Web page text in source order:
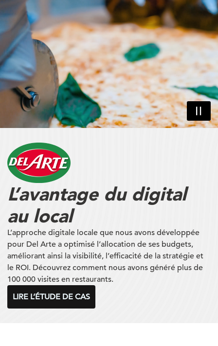
L’avantage du digital
au local
L’approche digitale locale que nous avons développée
pour Del Arte a optimisé l’allocation de ses budgets,
améliorant ainsi la visibilité, l’efficacité de la stratégie et
le ROI. Découvrez comment nous avons généré plus de
100 000 visites en restaurants.
LIRE L’ÉTUDE DE CAS